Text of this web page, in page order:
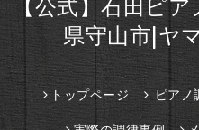
【公式】石田ピ
県守山市|ヤ
トップページ ピアノ